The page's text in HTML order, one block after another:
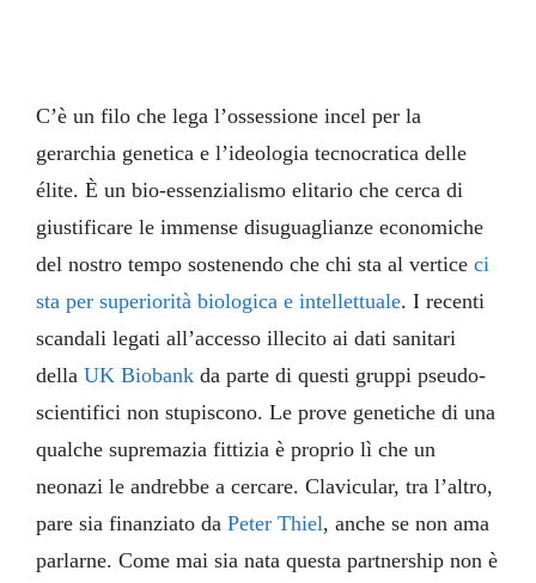
C’è un filo che lega l’ossessione incel per la
gerarchia genetica e l’ideologia tecnocratica delle
élite. È un bio-essenzialismo elitario che cerca di
giustificare le immense disuguaglianze economiche
del nostro tempo sostenendo che chi sta al verticeci
sta per superiorità biologica e intellettuale. I recenti
scandali legati all’accesso illecito ai dati sanitari
dellaUK Biobank da parte di questi gruppi pseudo-
scientifici non stupiscono. Le prove genetiche di una
qualche supremazia fittizia è proprio lì che un
neonazi le andrebbe a cercare. Clavicular, tra l’altro,
pare sia finanziato daPeter Thiel, anche se non ama
parlarne. Come mai sia nata questa partnership non è